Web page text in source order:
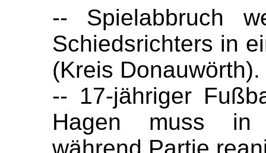
-- Spielabbruch
Schiedsrichters in
(Kreis Donauwörth).
-- 17-jähriger
Hagen muss in